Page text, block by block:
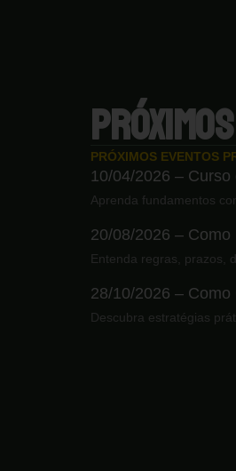
PRÓXIMOS EVENTOS
10/04/2026 –
Aprenda fundamentos
20/08/2026 –
Entenda regras, prazos,
28/10/2026 –
Descubra estratégias